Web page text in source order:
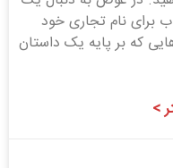
برای نام تجاری خود
که بر پایه یک داستان
>